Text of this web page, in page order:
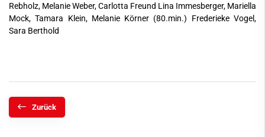
Rebholz, Melanie Weber, Carlotta Freund Lina Immesberger, Mariella
Mock, Tamara Klein, Melanie Körner (80.min.) Frederieke Vogel,
Sara Berthold
Zurück